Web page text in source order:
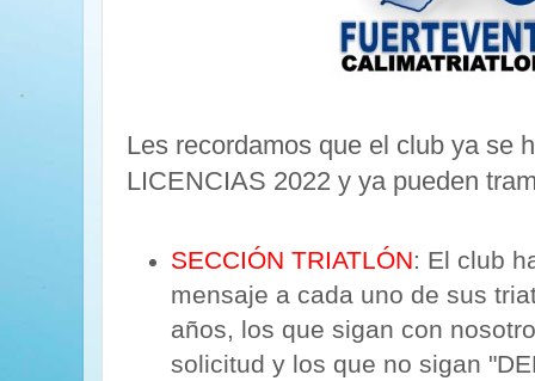
Les recordamos que el club ya se
LICENCIAS 2022 y ya pueden
SECCIÓN TRIATLÓN: El club
mensaje a cada uno de sus
años, los que sigan con
solicitud y los que no sigan